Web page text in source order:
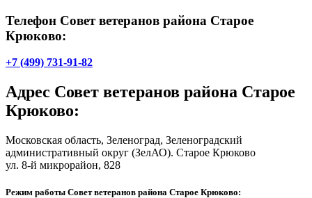
Телефон Совет ветеранов района Старое
Крюково:
+7 (499) 731-91-82
Адрес Совет ветеранов района Старое
Крюково:
Московская область, Зеленоград, Зеленоградский
административный округ (ЗелАО). Старое Крюково
ул. 8-й микрорайон, 828
Режим работы Совет ветеранов района Старое Крюково: